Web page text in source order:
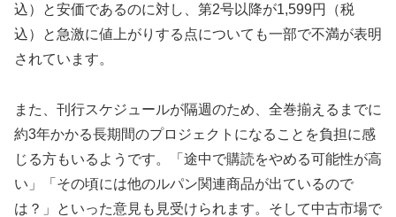
込）と安価であるのに対し、第2号以降が1,599円（税
込）と急激に値上がりする点についても一部で不満が表明
されています。
また、刊行スケジュールが隔週のため、全巻揃えるまでに
約3年かかる長期間のプロジェクトになることを負担に感
じる方もいるようです。「途中で購読をやめる可能性が高
い」「その頃には他のルパン関連商品が出ているので
は？」といった意見も見受けられます。そして中古市場で